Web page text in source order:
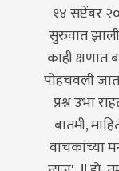
१४ सप्टेंबर
सुरुवात
काही क्षणात
पोहचवली
प्रश्न उभा
बातमी,
वाचकांच्या